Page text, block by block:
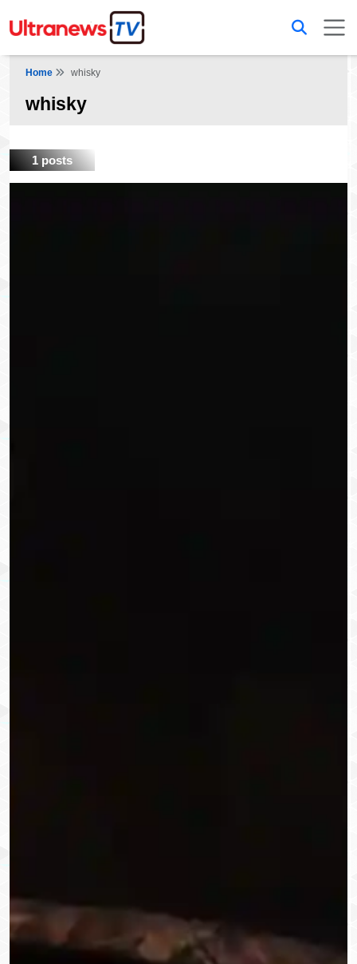
Home whisky
whisky
1 posts